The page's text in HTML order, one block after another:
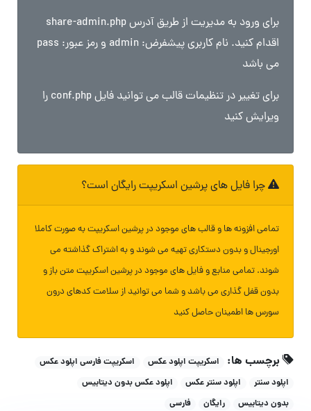
برای ورود به مدیریت از طریق آدرس share-admin.php
اقدام کنید. نام کاربری پیشفرض: admin و رمز عبور: pass
می باشد
برای تغییر در تنظیمات قالب می توانید فایل conf.php را
ویرایش کنید
چرا فایل های پرشین اسکریپت رایگان است؟
تمامی افزونه ها و قالب های موجود در پرشین اسکریپت به صورت کاملا
اورجینال و بدون دستکاری تهیه می شوند و به اشتراک گذاشته می
شوند. تمامی منابع و فایل های موجود در پرشین اسکریپت متن باز و
بدون قفل گذاری می باشد و شما می توانید از سلامت کدهای درون
سورس ها اطمینان حاصل کنید
برچسب ها: اسکریپت اپلود عکس
اسکریپت فارسی اپلود عکس
اپلود سنتر
اپلود سنتر عکس
اپلود عکس بدون دیتابیس
بدون دیتابیس
رایگان فارسی